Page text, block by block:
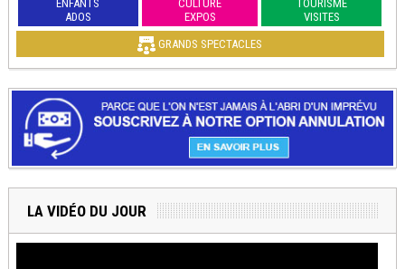
ENFANTS
ADOS
CULTURE
EXPOS
TOURISME
VISITES
GRANDS SPECTACLES
LA VIDÉO DU JOUR